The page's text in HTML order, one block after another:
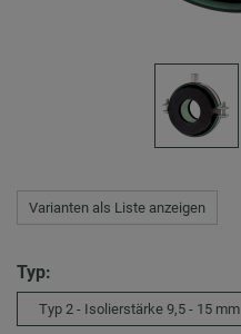
Varianten als Liste anzeigen
Typ:
Typ 2 - Isolierstärke 9,5 - 15 mm